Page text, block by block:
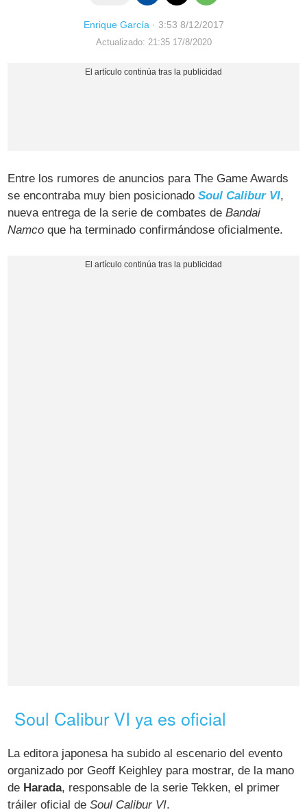
Enrique García· 3:53 8/12/2017
Actualizado: 21:35 17/8/2020
Entre los rumores de anuncios para The Game Awards
se encontraba muy bien posicionadoSoul Calibur VI,
nueva entrega de la serie de combates deBandai
Namco que ha terminado confirmándose oficialmente.
Soul Calibur VI ya es oficial
La editora japonesa ha subido al escenario del evento
organizado por Geoff Keighley para mostrar, de la mano
de Harada, responsable de la serie Tekken, el primer
tráiler oficial deSoul Calibur VI.